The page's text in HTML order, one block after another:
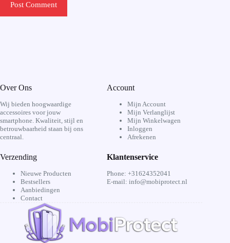
Post Comment
Over Ons
Wij bieden hoogwaardige
accessoires voor jouw
smartphone. Kwaliteit, stijl en
betrouwbaarheid staan bij ons
centraal.
Account
Mijn Account
Mijn Verlanglijst
Mijn Winkelwagen
Inloggen
Afrekenen
Verzending
Nieuwe Producten
Bestsellers
Aanbiedingen
Contact
Klantenservice
Phone: +31624352041
E-mail: info@mobiprotect.nl